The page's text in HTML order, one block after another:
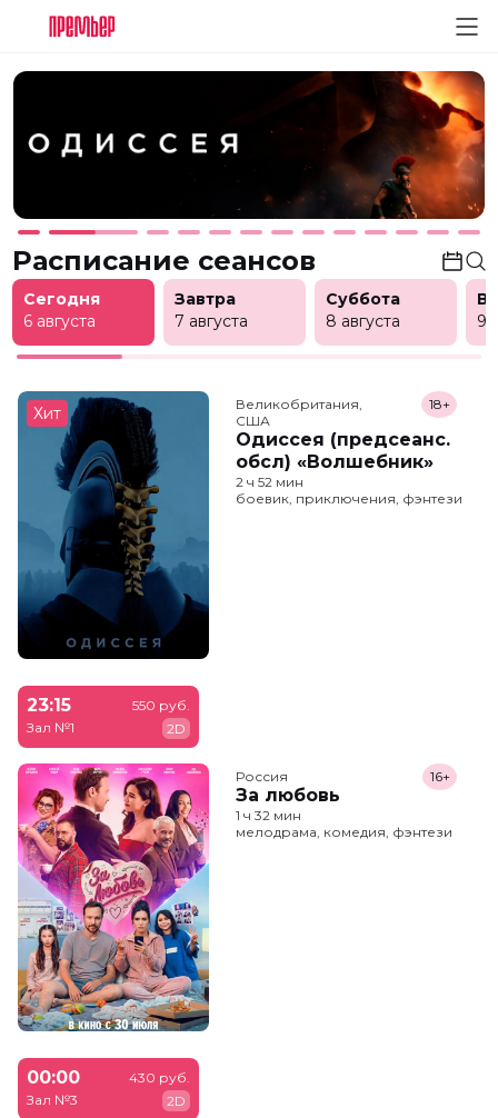
Расписание сеансов
Сегодня
6 августа
Завтра
7 августа
Суббота
8 августа
9
Хит
Великобритания,
США
Одиссея (предсеанс.
обсл) «Волшебник»
18+
2 ч 52 мин
боевик, приключения, фэнтези
23:15
Зал №1
550 руб.
2D
Россия
За любовь
16+
1 ч 32 мин
мелодрама, комедия, фэнтези
00:00
Зал №3
430 руб.
2D